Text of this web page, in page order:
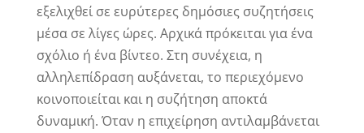
εξελιχθεί σε ευρύτερες δημόσιες συζητήσεις
μέσα σε λίγες ώρες. Αρχικά πρόκειται για ένα
σχόλιο ή ένα βίντεο. Στη συνέχεια, η
αλληλεπίδραση αυξάνεται, το περιεχόμενο
κοινοποιείται και η συζήτηση αποκτά
δυναμική. Όταν η επιχείρηση αντιλαμβάνεται